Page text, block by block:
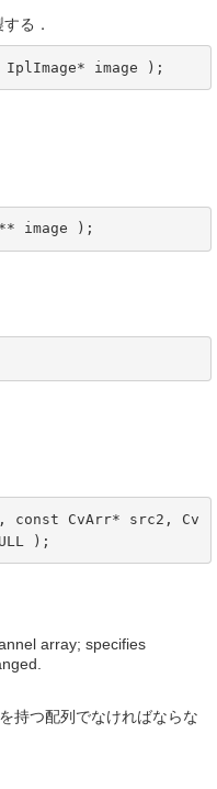
る．
IplImage* image );
image );
const CvArr* src2, Cv
);
array; specifies
持つ配列でなければならな